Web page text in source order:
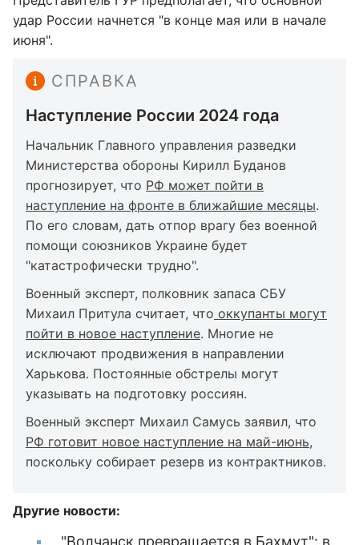
удар России начнется "в конце мая или в начале
июня".
СПРАВКА
Наступление России 2024 года
Начальник Главного управления разведки
Министерства обороны Кирилл Буданов
прогнозирует, что РФ может пойти в
наступление на фронте в ближайшие месяцы.
По его словам, дать отпор врагу без военной
помощи союзников Украине будет
"катастрофически трудно".
Военный эксперт, полковник запаса СБУ
Михаил Притула считает, что оккупанты могут
пойти в новое наступление. Многие не
исключают продвижения в направлении
Харькова. Постоянные обстрелы могут
указывать на подготовку россиян.
Военный эксперт Михаил Самусь заявил, что
РФ готовит новое наступление на май-июнь,
поскольку собирает резерв из контрактников.
Другие новости:
"Волчанск превращается в Бахмут": в